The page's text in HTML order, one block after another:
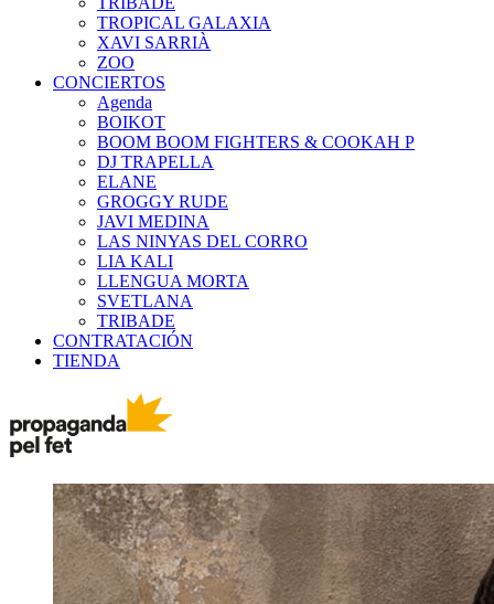
TROPICAL GALAXIA
XAVI SARRIÀ
ZOO
CONCIERTOS
Agenda
BOIKOT
BOOM BOOM FIGHTERS & COOKAH P
DJ TRAPELLA
ELANE
GROGGY RUDE
JAVI MEDINA
LAS NINYAS DEL CORRO
LIA KALI
LLENGUA MORTA
SVETLANA
TRIBADE
CONTRATACIÓN
TIENDA